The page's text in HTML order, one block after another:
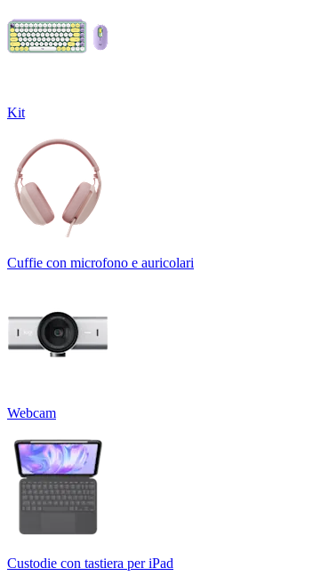
Kit
Cuffie con microfono e auricolari
Webcam
Custodie con tastiera per iPad